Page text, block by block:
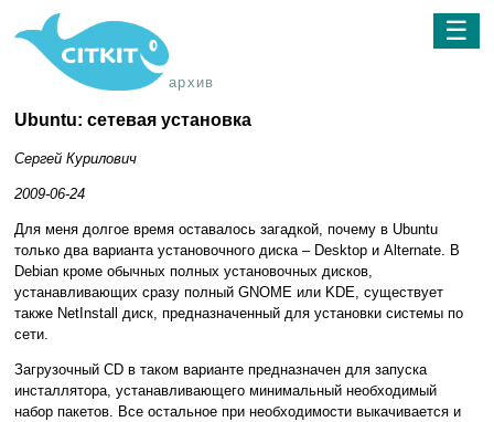
архив
☰
Ubuntu: сетевая установка
Сергей Курилович
2009-06-24
Для меня долгое время оставалось загадкой, почему в Ubuntu
только два варианта установочного диска – Desktop и Alternate. В
Debian кроме обычных полных установочных дисков,
устанавливающих сразу полный GNOME или KDE, существует
также NetInstall диск, предназначенный для установки системы по
сети.
Загрузочный CD в таком варианте предназначен для запуска
инсталлятора, устанавливающего минимальный необходимый
набор пакетов. Все остальное при необходимости выкачивается и